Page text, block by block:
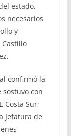
estado,
necesarios
y
confirmó la
con
Costa Sur;
Jefatura de